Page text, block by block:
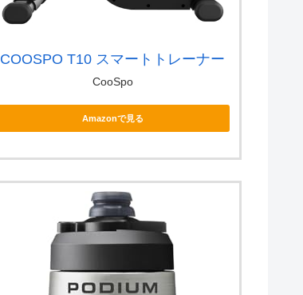
COOSPO T10 スマートトレーナー
CooSpo
Amazonで見る